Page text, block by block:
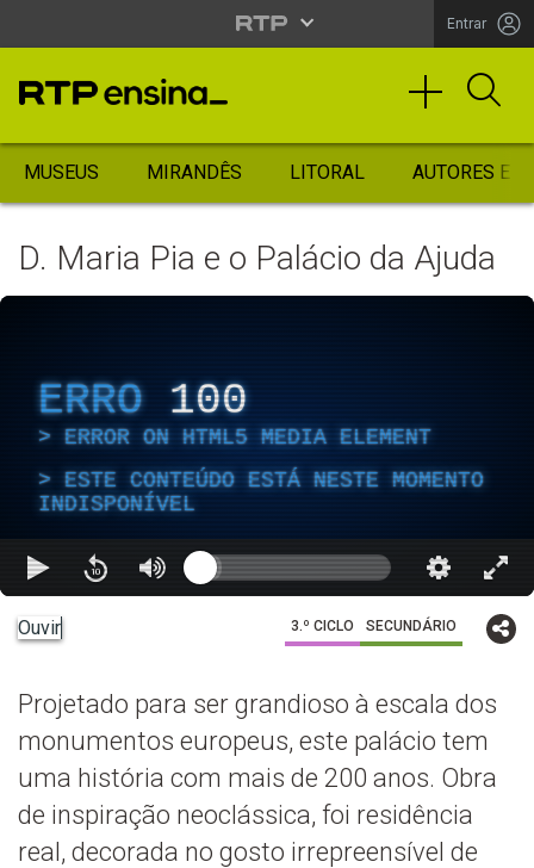
Entrar
MUSEUS MIRANDÊS LITORAL AUTORES
D. Maria Pia e o Palácio da Ajuda
ERRO 100
ERROR ON HTML5 MEDIA ELEMENT
ESTE CONTEÚDO ESTÁ NESTE MOMENTO
INDISPONÍVEL
Ouvir 3.º CICLO SECUNDÁRIO
Projetado para ser grandioso à escala dos
monumentos europeus, este palácio tem
uma história com mais de 200 anos. Obra
de inspiração neoclássica, foi residência
real, decorada no gosto irrepreensível de